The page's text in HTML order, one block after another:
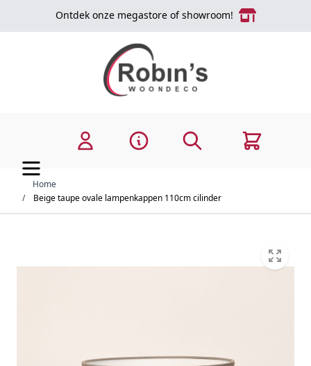
Ga naar de inhoudOntdek onze megastore of showroom!
Zoek Cart
Home
/
Beige taupe ovale lampenkappen 110cm cilinder